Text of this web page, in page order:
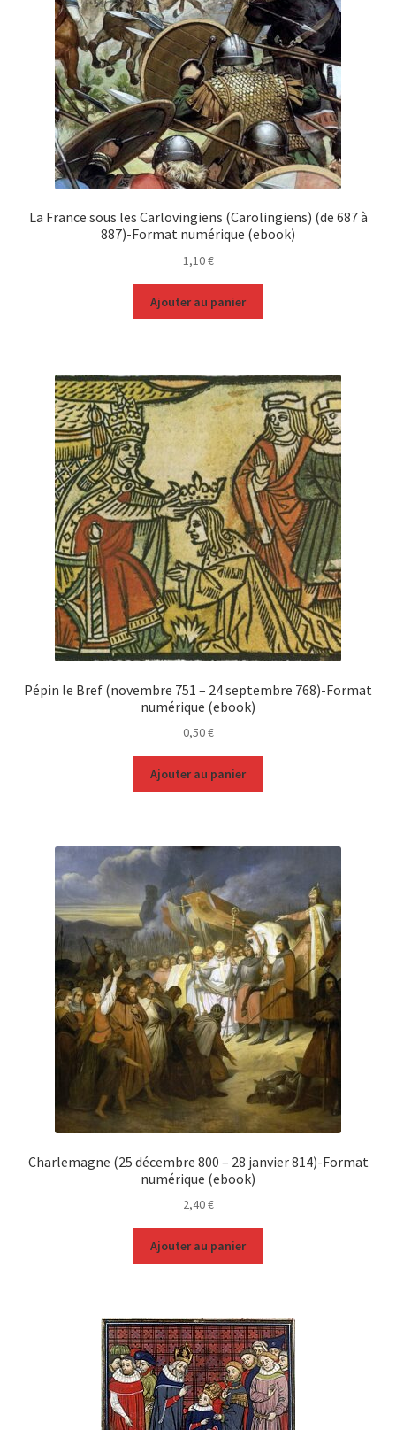
La France sous les Carlovingiens (Carolingiens) (de 687 à
887)-Format numérique (ebook)
1,10€
Ajouter au panier
Pépin le Bref (novembre 751 – 24 septembre 768)-Format
numérique (ebook)
0,50€
Ajouter au panier
Charlemagne (25 décembre 800 – 28 janvier 814)-Format
numérique (ebook)
2,40€
Ajouter au panier